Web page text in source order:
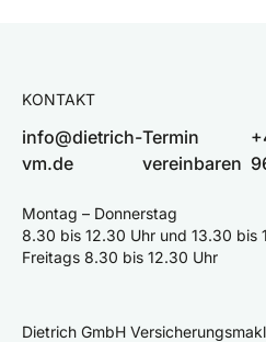
KONTAKT
info@dietrich-
vm.de
Termin
vereinbaren
Montag – Donnerstag
8.30 bis 12.30 Uhr und 13.30 bis
Freitags 8.30 bis 12.30 Uhr
Dietrich GmbH